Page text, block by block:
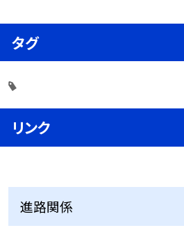
タグ
リンク
進路関係